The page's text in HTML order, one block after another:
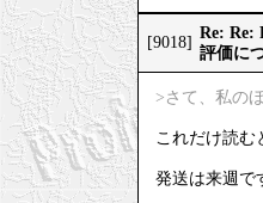
[9018]
Re: Re:
評価に
>さて、私の
これだけ読む
発送は来週で